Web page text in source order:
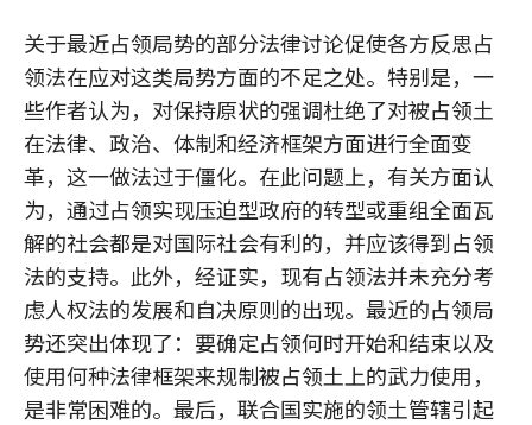
关于最近占领局势的部分法律讨论促使各方反思占
领法在应对这类局势方面的不足之处。特别是，一
些作者认为，对保持原状的强调杜绝了对被占领土
在法律、政治、体制和经济框架方面进行全面变
革，这一做法过于僵化。在此问题上，有关方面认
为，通过占领实现压迫型政府的转型或重组全面瓦
解的社会都是对国际社会有利的，并应该得到占领
法的支持。此外，经证实，现有占领法并未充分考
虑人权法的发展和自决原则的出现。最近的占领局
势还突出体现了：要确定占领何时开始和结束以及
使用何种法律框架来规制被占领土上的武力使用，
是非常困难的。最后，联合国实施的领土管辖引起